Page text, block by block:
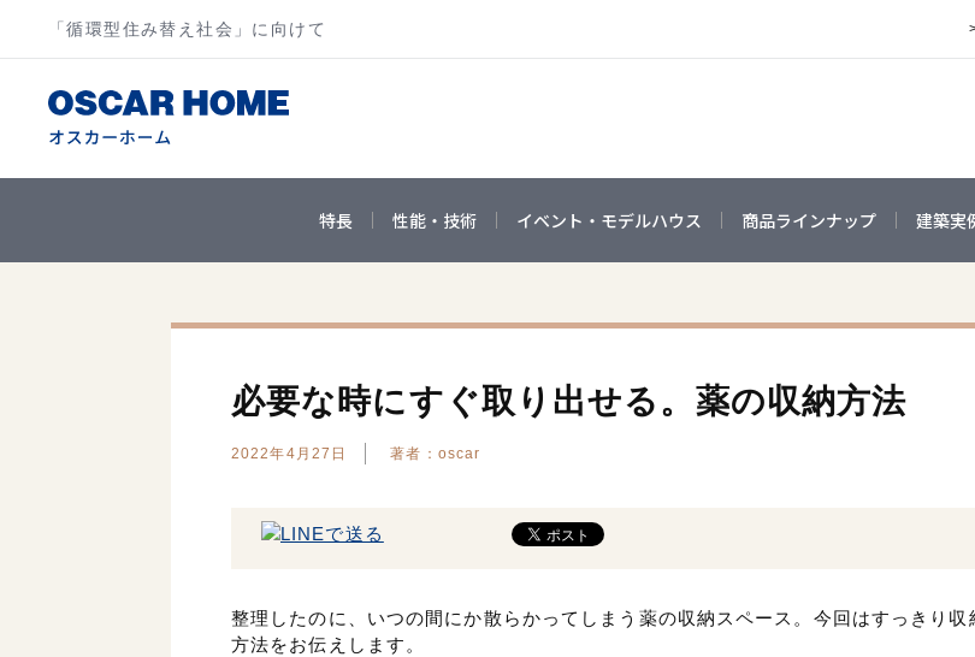
「循環型住み替え社会」に向けて
特長 性能・技術 イベント・モデルハウス 商品ラインナップ 建築実
必要な時にすぐ取り出せる。薬の収納方法
2022年4月27日 著者：oscar
整理したのに、いつの間にか散らかってしまう薬の収納スペース。今回はすっきり収
方法をお伝えします。